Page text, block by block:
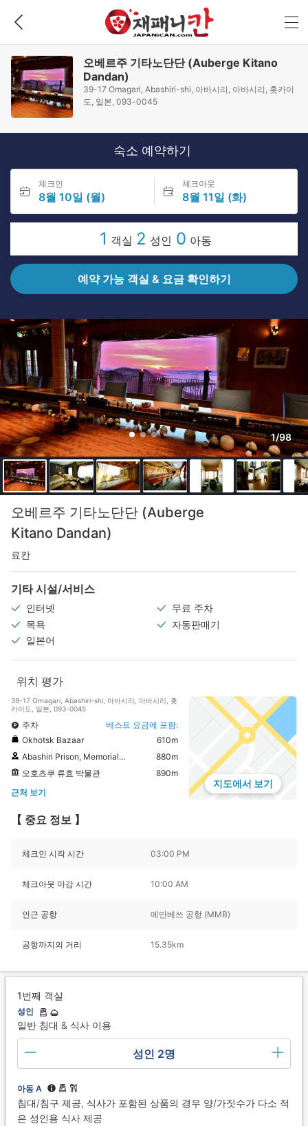
오베르주 기타노단단 (Auberge Kitano
Dandan)
39-17 Omagari, Abashiri-shi, 아바시리, 아바시리, 홋카이
도, 일본, 093-0045
숙소 예약하기
체크인
8월 10일 (월)
체크아웃
8월 11일 (화)
1 객실 2 성인 0 아동
예약 가능 객실 & 요금 확인하기
1/98
오베르주 기타노단단 (Auberge
Kitano Dandan)
료칸
기타 시설/서비스
인터넷
무료 주차
목욕
자동판매기
일본어
위치 평가
39-17 Omagari, Abashiri-shi, 아바시리, 아바시리, 홋
카이도, 일본, 093-0045
주차
베스트 요금에 포함:
Okhotsk Bazaar
610m
Abashiri Prison, Memorial of the Great Prison Escape
880m
오호츠쿠 류효 박물관
890m
근처 보기
지도에서 보기
【 중요 정보 】
체크인 시작 시간 03:00 PM
체크아웃 마감 시간 10:00 AM
인근 공항 메만베쓰 공항 (MMB)
공항까지의 거리 15.35km
1번째 객실
성인
일반 침대 & 식사 이용
성인 2명
아동 A
침대/침구 제공, 식사가 포함된 상품의 경우 양/가짓수가 다소 적
은 성인용 식사 제공